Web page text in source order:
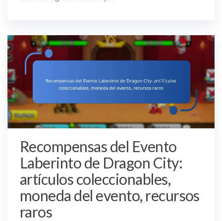
Recompensas del Evento
Laberinto de Dragon City:
artículos coleccionables,
moneda del evento, recursos
raros